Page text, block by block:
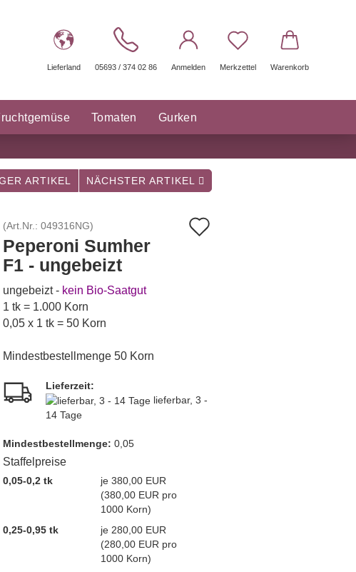
Lieferland 05693 / 374 02 86 Anmelden Merkzettel Warenkorb
Tomaten Gurken
ARTIKEL NÄCHSTER ARTIKEL
(Art.Nr.: 049316NG)
Peperoni Sumher
F1 - ungebeizt
ungebeizt - kein Bio-Saatgut
1 tk = 1.000 Korn
0,05 x 1 tk = 50 Korn
Mindestbestellmenge 50 Korn
Lieferzeit:
lieferbar, 3 -
14 Tage
Mindest­bestellmenge: 0,05
Staffelpreise
0,05-0,2 tk
je 380,00 EUR
(380,00 EUR pro
1000 Korn)
0,25-0,95 tk
je 280,00 EUR
(280,00 EUR pro
1000 Korn)